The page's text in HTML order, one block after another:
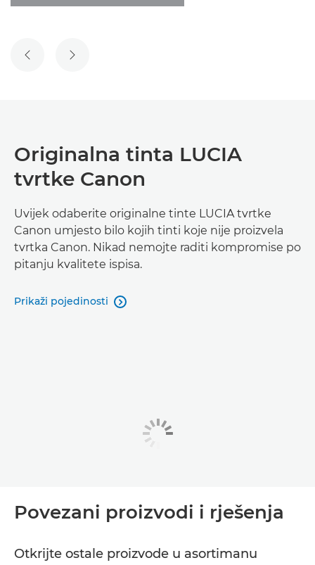
PRETHODNI SLAJD
SLJEDEĆI SLAJD
Originalna tinta LUCIA
tvrtke Canon
Uvijek odaberite originalne tinte LUCIA tvrtke
Canon umjesto bilo kojih tinti koje nije proizvela
tvrtka Canon. Nikad nemojte raditi kompromise po
pitanju kvalitete ispisa.
Prikaži pojedinosti 
Povezani proizvodi i rješenja
Otkrijte ostale proizvode u asortimanu